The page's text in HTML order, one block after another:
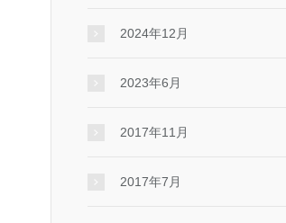
2024年12月
2023年6月
2017年11月
2017年7月